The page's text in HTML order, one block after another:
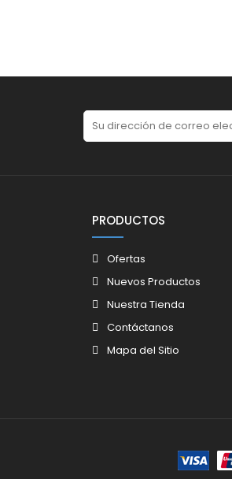
PRODUCTOS
Ofertas
Nuevos Productos
Nuestra Tienda
Contáctanos
Mapa del Sitio